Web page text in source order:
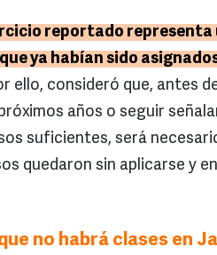
reportado
ya habían sido
ello, consideró que, antes
años o seguir
suficientes, será
quedaron sin aplicarse y
no habrá clases en